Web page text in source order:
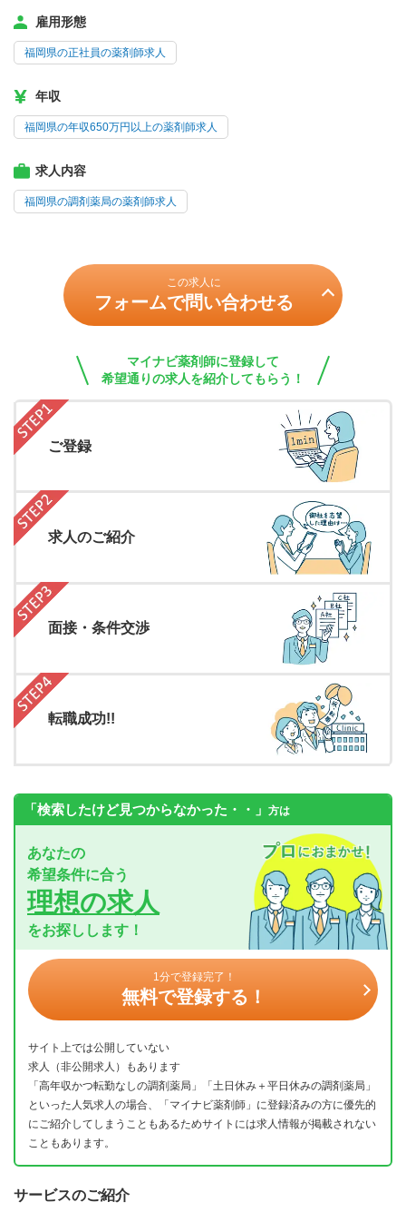
雇用形態
福岡県の正社員の薬剤師求人
年収
福岡県の年収650万円以上の薬剤師求人
求人内容
福岡県の調剤薬局の薬剤師求人
この求人に
フォームで問い合わせる
マイナビ薬剤師に登録して
希望通りの求人を紹介してもらう！
ご登録
求人のご紹介
面接・条件交渉
転職成功!!
「検索したけど見つからなかった・・」 方は
あなたの
希望条件に合う
理想の求人
をお探しします！
1分で登録完了！
無料で登録する！
サイト上では公開していない
求人（非公開求人）もあります
「高年収かつ転勤なしの調剤薬局」「土日休み＋平日休みの調剤薬局」
といった人気求人の場合、「マイナビ薬剤師」に登録済みの方に優先的
にご紹介してしまうこともあるためサイトには求人情報が掲載されない
こともあります。
サービスのご紹介